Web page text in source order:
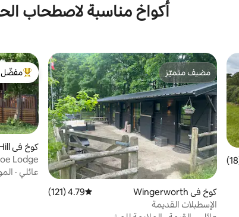
أكواخ مناسبة لاصطحاب
5 من 5، 18 مراجعات
مضيف متميّز
مضيف متميّز
كوخ في Wingerworth متوسط التقييم 4.79 من 5، 121 مراجعات
4.79 (121)
الإسطبلات القديمة
من أبرز
مفضّل
كوخ في Breedon on the Hill
وحوض
عائلي ·